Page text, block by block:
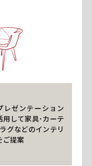
ゼンテーション
用して家具･カーテ
グなどのインテリ
ご提案